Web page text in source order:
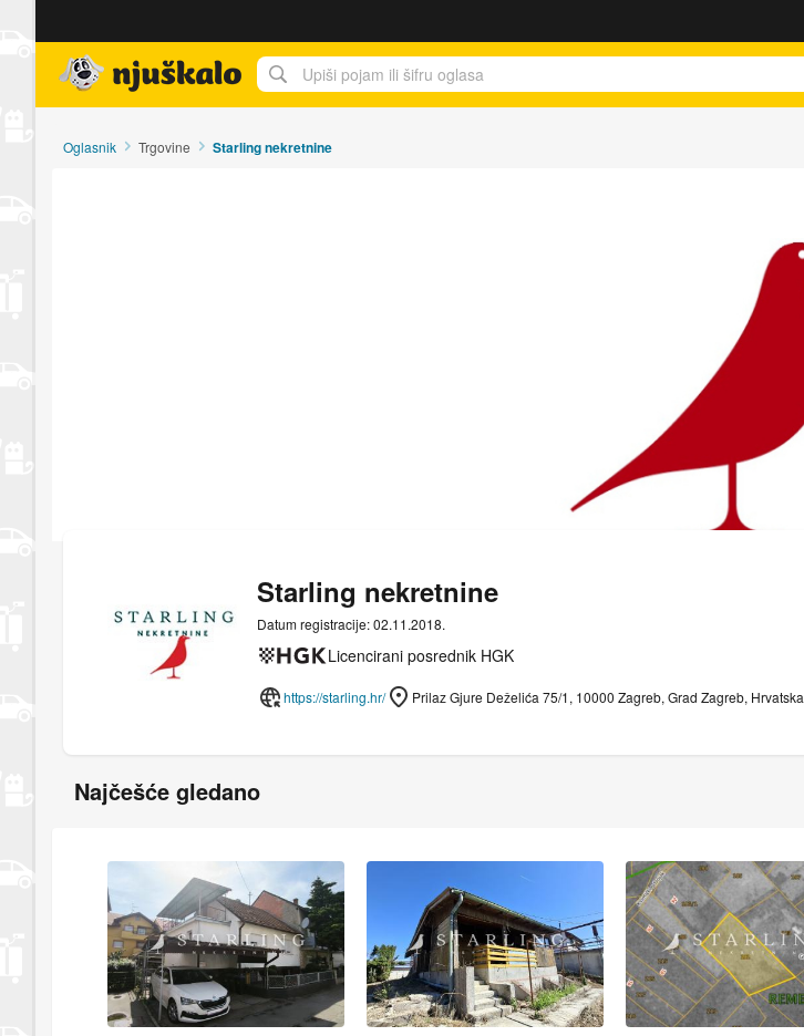
Oglasnik Trgovine Starling nekretnine
Starling nekretnine
Datum registracije: 02.11.2018.
Licencirani posrednik HGK
https://starling.hr/ Prilaz Gjure Deželića 75/1, 10000 Zagreb, Grad Zagreb, Hrvatska
Najčešće gledano